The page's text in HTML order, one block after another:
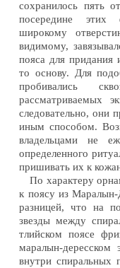
сохранилось пять
посередине
широкому
видимому,
пояса для придания
то основу. Для
пробивались
рассматриваемых
следовательно, они
иным способом.
владельцами не
определенного
пришивать их к
По характеру
к поясу из
разницей, что на
звезды между
тлийском поясе
маралын-дересском
внутри спиральных